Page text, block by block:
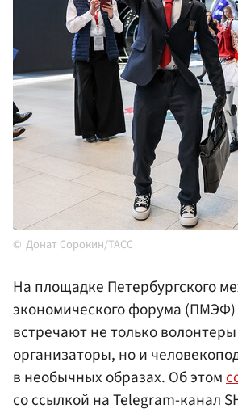
Донат Сорокин/ТАСС
На площадке Петербургского
экономического форума (ПМЭФ)
встречают не только
организаторы, но и
в необычных образах. Об этом
со ссылкой на Telegram-канал